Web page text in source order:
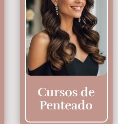
Cursos de
Penteado